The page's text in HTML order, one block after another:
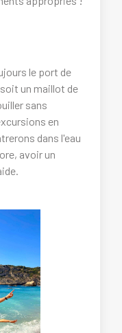
le port de
un maillot de
sans
en
dans l'eau
avoir un